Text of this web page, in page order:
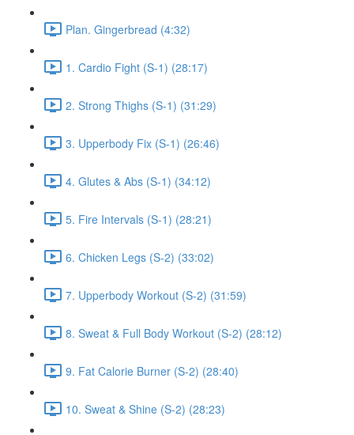
Plan. Gingerbread (4:32)
1. Cardio Fight (S-1) (28:17)
2. Strong Thighs (S-1) (31:29)
3. Upperbody Fix (S-1) (26:46)
4. Glutes & Abs (S-1) (34:12)
5. Fire Intervals (S-1) (28:21)
6. Chicken Legs (S-2) (33:02)
7. Upperbody Workout (S-2) (31:59)
8. Sweat & Full Body Workout (S-2) (28:12)
9. Fat Calorie Burner (S-2) (28:40)
10. Sweat & Shine (S-2) (28:23)